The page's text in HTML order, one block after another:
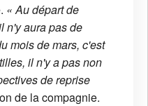
« Au départ de
n'y aura pas de
mois de mars, c'est
il n'y a pas non
de reprise
de la compagnie.